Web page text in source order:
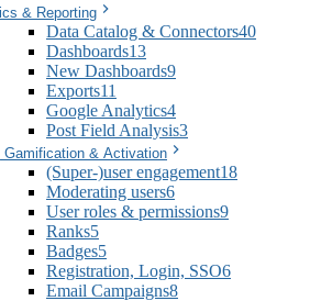
& Reporting
Data Catalog & Connectors40
Dashboards13
New Dashboards9
Exports11
Google Analytics4
Post Field Analysis3
Gamification & Activation
(Super-)user engagement18
Moderating users6
User roles & permissions9
Ranks5
Badges5
Registration, Login, SSO6
Email Campaigns8